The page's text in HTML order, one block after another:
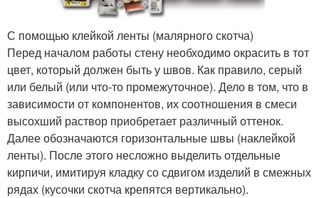
С помощью клейкой ленты (малярного скотча)
Перед началом работы стену необходимо окрасить в тот
цвет, который должен быть у швов. Как правило, серый
или белый (или что-то промежуточное). Дело в том, что в
зависимости от компонентов, их соотношения в смеси
высохший раствор приобретает различный оттенок.
Далее обозначаются горизонтальные швы (наклейкой
ленты). После этого несложно выделить отдельные
кирпичи, имитируя кладку со сдвигом изделий в смежных
рядах (кусочки скотча крепятся вертикально).